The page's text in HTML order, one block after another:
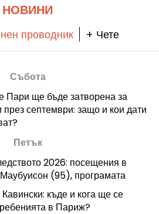
на кралския двор, но
ни маси!
НОВИНИ
проводник + Чете
Събота
Пари ще бъде затворена за
през септември: защо и кои дати
Петък
2026: посещения в
(95), програмата
къде и кога ще се
в Париж?